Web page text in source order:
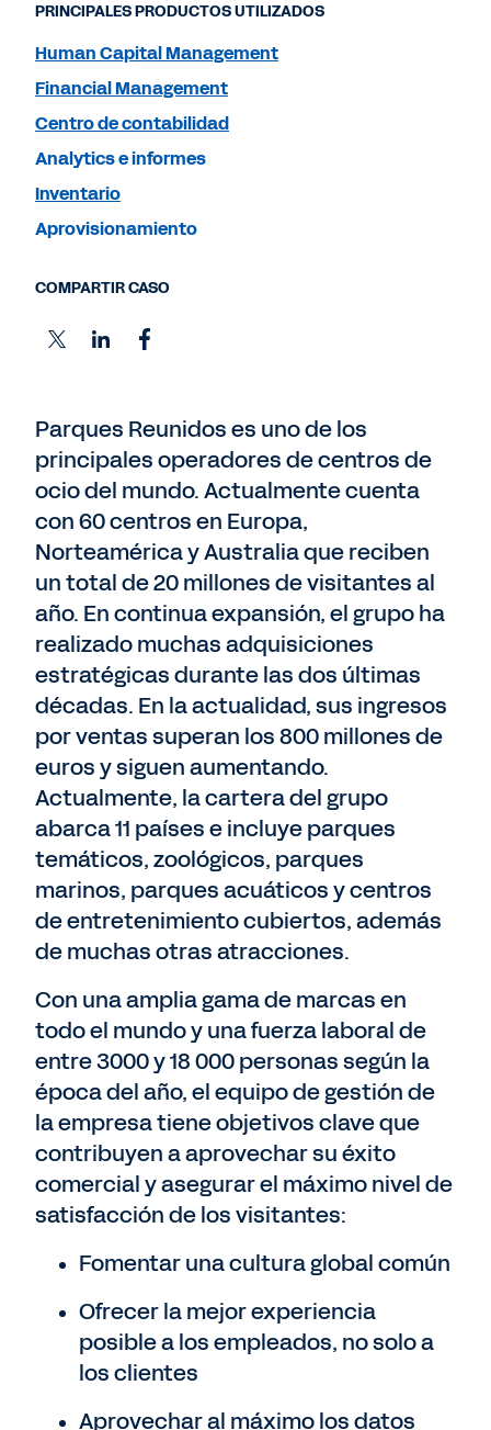
Parques Reunidos es uno de los
principales operadores de centros de
ocio del mundo. Actualmente cuenta
con 60 centros en Europa,
Norteamérica y Australia que reciben
un total de 20 millones de visitantes al
año. En continua expansión, el grupo ha
realizado muchas adquisiciones
estratégicas durante las dos últimas
décadas. En la actualidad, sus ingresos
por ventas superan los 800 millones de
euros y siguen aumentando.
Actualmente, la cartera del grupo
abarca 11 países e incluye parques
temáticos, zoológicos, parques
marinos, parques acuáticos y centros
de entretenimiento cubiertos, además
de muchas otras atracciones.
Con una amplia gama de marcas en
todo el mundo y una fuerza laboral de
entre 3000 y 18 000 personas según la
época del año, el equipo de gestión de
la empresa tiene objetivos clave que
contribuyen a aprovechar su éxito
comercial y asegurar el máximo nivel de
satisfacción de los visitantes:
Fomentar una cultura global común
Ofrecer la mejor experiencia
posible a los empleados, no solo a
los clientes
Aprovechar al máximo los datos
PRINCIPALES PRODUCTOS UTILIZADOS
Human Capital Management
Financial Management
Centro de contabilidad
Analytics e informes
Inventario
Aprovisionamiento
COMPARTIR CASO